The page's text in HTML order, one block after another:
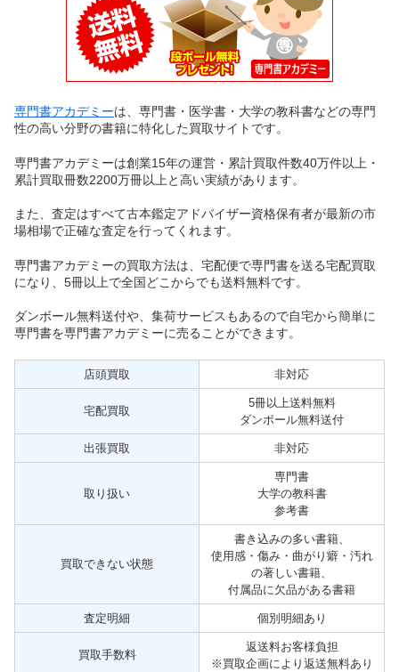
専門書アカデミーは、専門書・医学書・大学の教科書などの専門
性の高い分野の書籍に特化した買取サイトです。
専門書アカデミーは創業15年の運営・累計買取件数40万件以上・
累計買取冊数2200万冊以上と高い実績があります。
また、査定はすべて古本鑑定アドバイザー資格保有者が最新の市
場相場で正確な査定を行ってくれます。
専門書アカデミーの買取方法は、宅配便で専門書を送る宅配買取
になり、5冊以上で全国どこからでも送料無料です。
ダンボール無料送付や、集荷サービスもあるので自宅から簡単に
専門書を専門書アカデミーに売ることができます。
店頭買取 非対応
宅配買取
5冊以上送料無料
ダンボール無料送付
出張買取 非対応
取り扱い
専門書
大学の教科書
参考書
買取できない状態
書き込みの多い書籍、
使用感・傷み・曲がり癖・汚れ
の著しい書籍、
付属品に欠品がある書籍
査定明細 個別明細あり
買取手数料
返送料お客様負担
※買取企画により返送無料あり